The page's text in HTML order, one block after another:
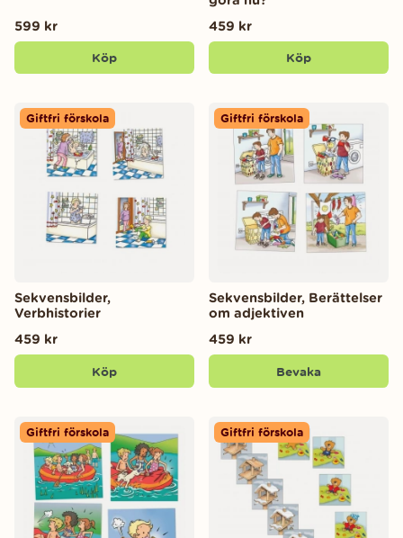
599 kr
Köp
459 kr
Köp
Giftfri förskola
Sekvensbilder,
Verbhistorier
459 kr
Köp
Giftfri förskola
Sekvensbilder, Berättelser
om adjektiven
459 kr
Bevaka
Giftfri förskola Giftfri förskola